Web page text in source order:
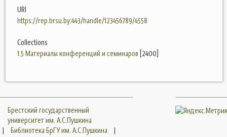
URI
https://rep.brsu.by:443/handle/123456789/4558
Collections
1.5 Материалы конференций и семинаров [2400]
Брестский государственный
университет им. А.С.Пушкина
|
Библиотека БрГУ им. А.С.Пушкина
|